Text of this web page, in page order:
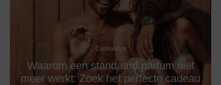
Cadeautips
Waarom een standaard parfum niet
meer werkt: Zoek het perfecte cadeau